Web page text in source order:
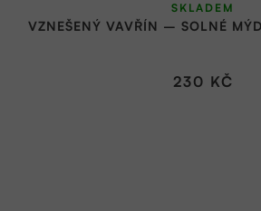
VZNEŠENÝ VAVŘÍN – SOLNÉ
SKLADEM
230 KČ